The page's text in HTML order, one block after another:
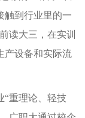
触到行业里的一
读大三，在实训
产设备和实际流
“重理论、轻技